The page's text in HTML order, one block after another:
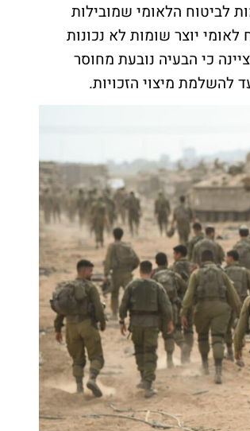
לביטוח הלאומי שמובילות
יוצר שומות לא נכונות
כי הבעיה נובעת מחוסר
להשלמת מיצוי הזכויות.